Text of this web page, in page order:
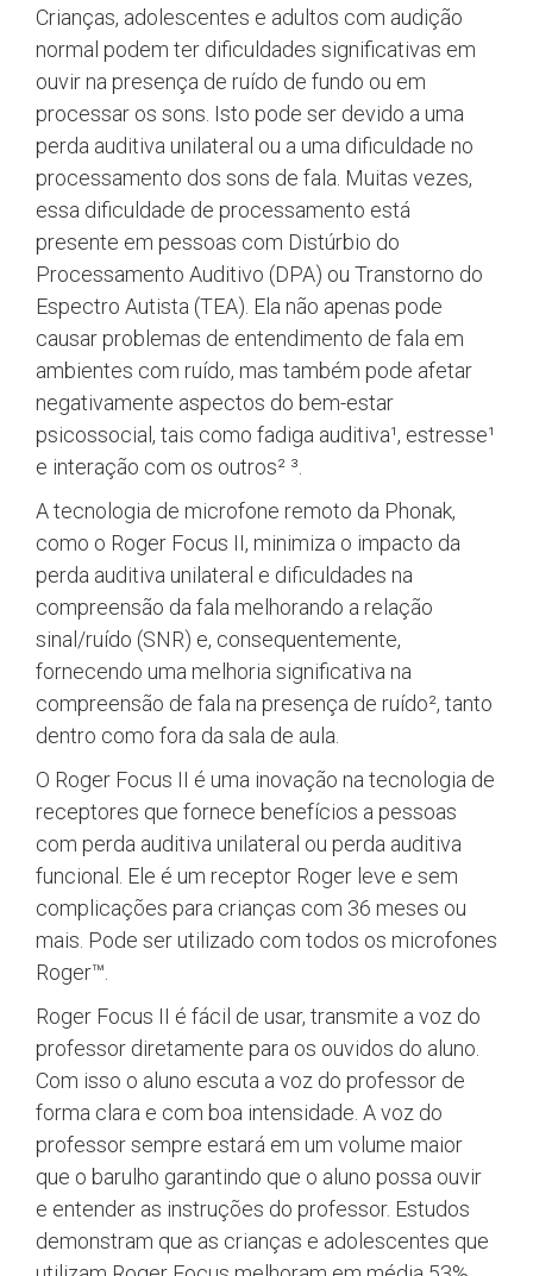
Crianças, adolescentes e adultos com audição
normal podem ter dificuldades significativas em
ouvir na presença de ruído de fundo ou em
processar os sons. Isto pode ser devido a uma
perda auditiva unilateral ou a uma dificuldade no
processamento dos sons de fala. Muitas vezes,
essa dificuldade de processamento está
presente em pessoas com Distúrbio do
Processamento Auditivo (DPA) ou Transtorno do
Espectro Autista (TEA). Ela não apenas pode
causar problemas de entendimento de fala em
ambientes com ruído, mas também pode afetar
negativamente aspectos do bem-estar
psicossocial, tais como fadiga auditiva¹, estresse¹
e interação com os outros² ³.
A tecnologia de microfone remoto da Phonak,
como o Roger Focus II, minimiza o impacto da
perda auditiva unilateral e dificuldades na
compreensão da fala melhorando a relação
sinal/ruído (SNR) e, consequentemente,
fornecendo uma melhoria significativa na
compreensão de fala na presença de ruído², tanto
dentro como fora da sala de aula.
O Roger Focus II é uma inovação na tecnologia de
receptores que fornece benefícios a pessoas
com perda auditiva unilateral ou perda auditiva
funcional. Ele é um receptor Roger leve e sem
complicações para crianças com 36 meses ou
mais. Pode ser utilizado com todos os microfones
Roger™.
Roger Focus II é fácil de usar, transmite a voz do
professor diretamente para os ouvidos do aluno.
Com isso o aluno escuta a voz do professor de
forma clara e com boa intensidade. A voz do
professor sempre estará em um volume maior
que o barulho garantindo que o aluno possa ouvir
e entender as instruções do professor. Estudos
demonstram que as crianças e adolescentes que